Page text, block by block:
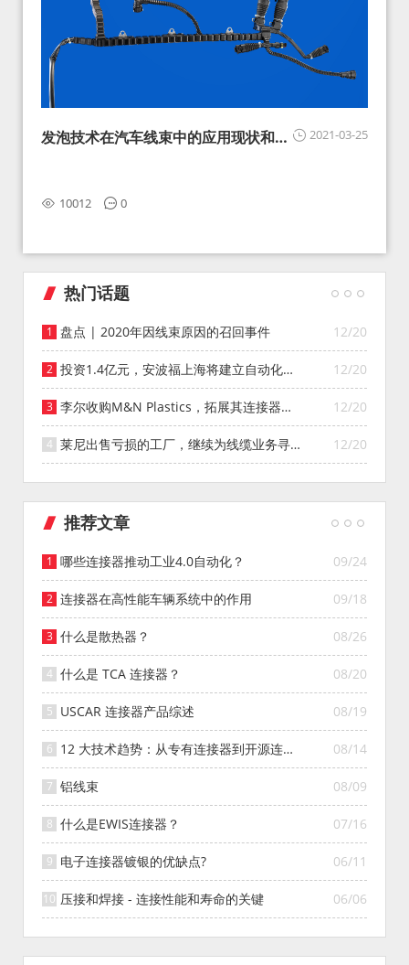
2021-03-25
发泡技术在汽车线束中的应用现状和展
10012 0
热门话题
12/20
盘点 | 2020年因线束原因的召回事件
12/20
投资1.4亿元，安波福上海将建立自动化智
能仓库
12/20
李尔收购M&N Plastics，拓展其连接器系
统业务
12/20
莱尼出售亏损的工厂，继续为线缆业务寻找
投资者
推荐文章
09/24
哪些连接器推动工业4.0自动化？
09/18
连接器在高性能车辆系统中的作用
08/26
什么是散热器？
08/20
什么是 TCA 连接器？
08/19
USCAR 连接器产品综述
08/14
12 大技术趋势：从专有连接器到开源连接
器的演变
08/09
铝线束
07/16
什么是EWIS连接器？
06/11
电子连接器镀银的优缺点?
06/06
压接和焊接 - 连接性能和寿命的关键